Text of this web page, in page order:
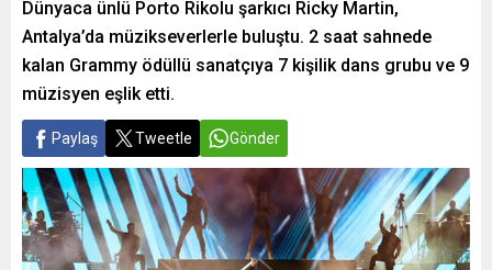
Dünyaca ünlü Porto Rikolu şarkıcı Ricky Martin,
Antalya’da müzikseverlerle buluştu. 2 saat sahnede
kalan Grammy ödüllü sanatçıya 7 kişilik dans grubu ve 9
müzisyen eşlik etti.
Paylaş Tweetle Gönder